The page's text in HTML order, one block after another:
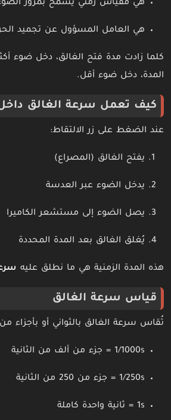
هي مقياس زمني يسمح بمرور
هي العامل المسؤول عن تجميد
كلما زادت مدة فتح الغالق، دخل ضوء
المدة، دخل ضوء أقل.
كيف تعمل سرعة الغالق داخل
عند الضغط على زر الالتقاط:
يفتح الغالق (المصراع)
يدخل الضوء عبر العدسة
يصل الضوء إلى مستشعر الكاميرا
يُغلق الغالق بعد المدة المحددة
هذه المدة الزمنية هي ما نطلق عليه
قياس سرعة الغالق
تُقاس سرعة الغالق بالثواني أو بأجزاء من
1/1000s = جزء من ألف من الثانية
1/250s = جزء من 250 من الثانية
1s = ثانية واحدة كاملة